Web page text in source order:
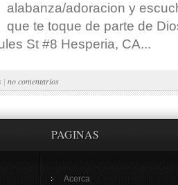
alabanza/adoracion y
que te toque de parte de
St #8 Hesperia, CA...
| no comentarios
PAGINAS
Acerca